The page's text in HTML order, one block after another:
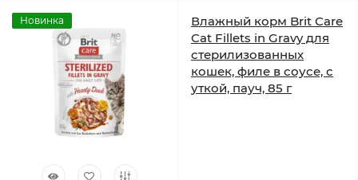
Новинка
Влажный корм Brit Care
Cat Fillets in Gravy для
стерилизованных
кошек, филе в соусе, с
уткой, пауч, 85 г